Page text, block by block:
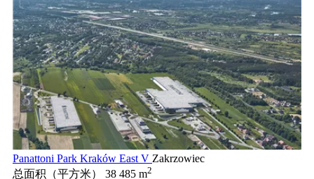
Panattoni Park Kraków East V Zakrzowiec
总面积（平方米）
38 485 m2